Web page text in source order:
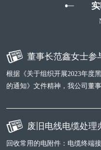
董事长范鑫女士参
根据《关于组织开展2023年度
的通知》文件精神，我公司董
废旧电线电缆处理
回收常用的电附件：电缆终端